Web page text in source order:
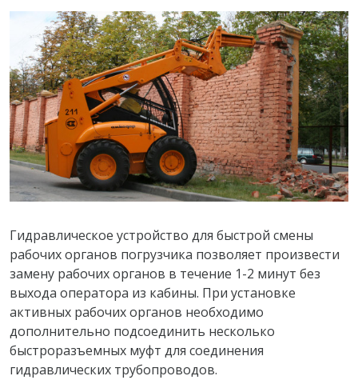
Гидравлическое устройство для быстрой смены
рабочих органов погрузчика позволяет произвести
замену рабочих органов в течение 1-2 минут без
выхода оператора из кабины. При установке
активных рабочих органов необходимо
дополнительно подсоединить несколько
быстроразъемных муфт для соединения
гидравлических трубопроводов.